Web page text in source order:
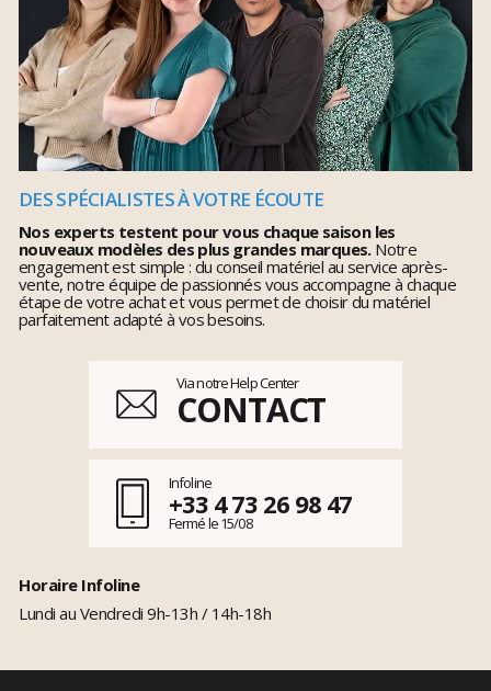
DES SPÉCIALISTES À VOTRE ÉCOUTE
Nos experts testent pour vous chaque saison les
nouveaux modèles des plus grandes marques.Notre
engagement est simple : du conseil matériel au service après-
vente, notre équipe de passionnés vous accompagne à chaque
étape de votre achat et vous permet de choisir du matériel
parfaitement adapté à vos besoins.
Via notre Help Center
CONTACT
Infoline
+33 4 73 26 98 47
Fermé le 15/08
Horaire Infoline
Lundi au Vendredi 9h-13h / 14h-18h